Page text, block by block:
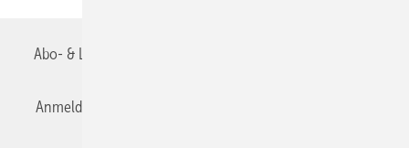
Abo- & Leserservice
Anmelden